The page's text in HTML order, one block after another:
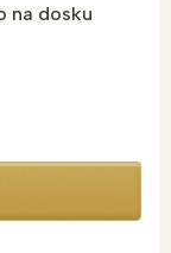
na dosku